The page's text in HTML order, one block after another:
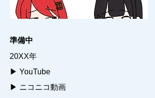
準備中
20XX年
▶ YouTube
▶ ニコニコ動画